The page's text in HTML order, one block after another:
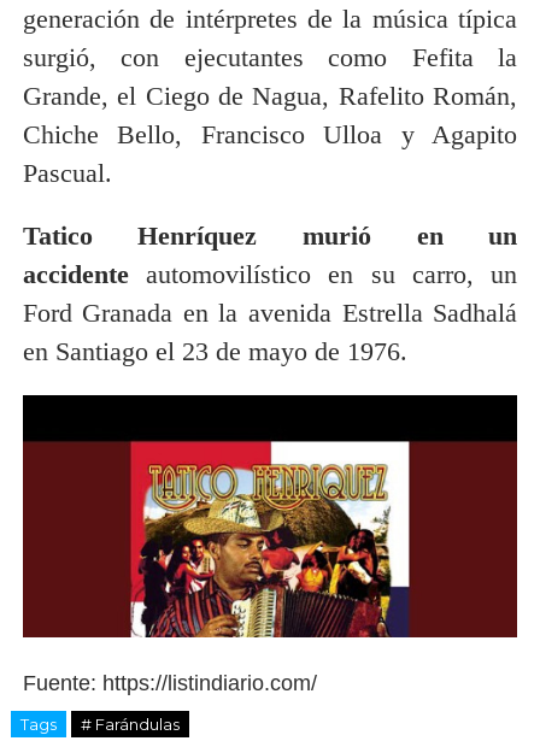
generación de intérpretes de la música típica
surgió, con ejecutantes como Fefita la
Grande, el Ciego de Nagua, Rafelito Román,
Chiche Bello, Francisco Ulloa y Agapito
Pascual.
Tatico Henríquez murió en un
accidenteautomovilístico en su carro, un
Ford Granada en la avenida Estrella Sadhalá
en Santiago el 23 de mayo de 1976.
Fuente: https://listindiario.com/
Tags # Farándulas